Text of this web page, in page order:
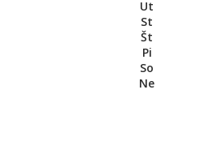
Ut
St
Št
Pi
So
Ne